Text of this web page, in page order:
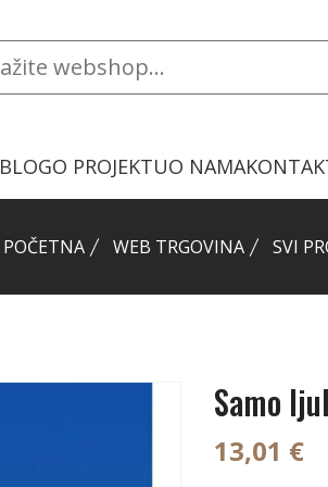
BLOGO PROJEKTUO NAMA
POČETNA WEB TRGOVINA SVI
Samo
13,01 €